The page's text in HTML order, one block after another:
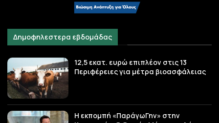
Δημοφηλεστερα εβδομάδας
12,5 εκατ. ευρώ επιπλέον στις 13
Περιφέρειες για μέτρα βιοασφάλειας
Η εκπομπή «ΠαράγωΓην» στην